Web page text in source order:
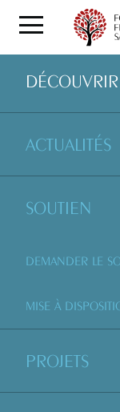
DÉCOUVRIR
ACTUALITÉS
SOUTIEN
DEMANDER LE
MISE À
PROJETS